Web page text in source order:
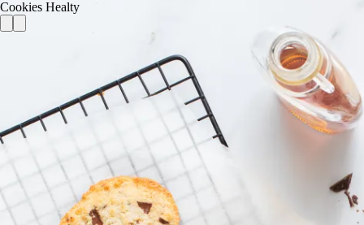
Cookies Healty